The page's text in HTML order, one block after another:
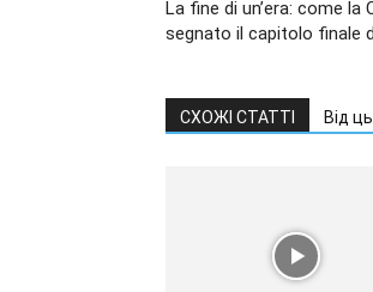
La fine di un’era: come la
segnato il capitolo finale
СХОЖІ СТАТТІ Від